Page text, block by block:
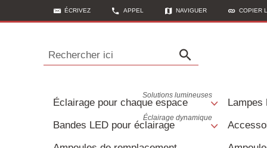
ÉCRIVEZ APPEL NAVIGUER COPIER
Rechercher ici
Éclairage pour chaque espace
Solutions lumineuses
Lampes
Bandes LED pour éclairage
Éclairage dynamique